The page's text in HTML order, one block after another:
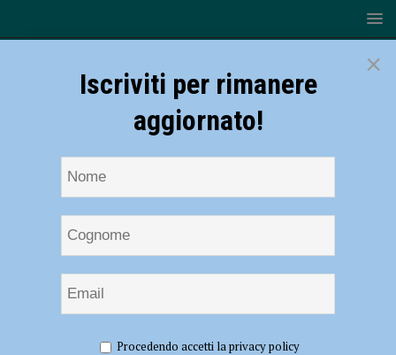
Coppa d’Oro valorizza il territorio”. Premiato anche Iginio Massari:
×
Iscriviti per rimanere
aggiornato!
Procedendo accetti la privacy policy